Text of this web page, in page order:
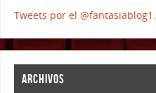
Tweets por el @fantasiablog1.
ARCHIVOS